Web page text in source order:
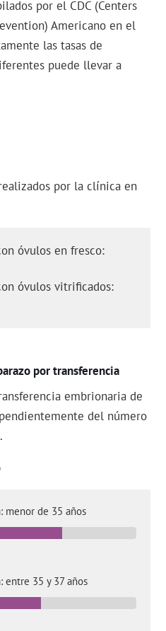
por el CDC (Centers
Americano en el
las tasas de
puede llevar a
por la clínica en
óvulos en fresco:
óvulos vitrificados:
por transferencia
embrionaria de
del número
menor de 35 años
entre 35 y 37 años